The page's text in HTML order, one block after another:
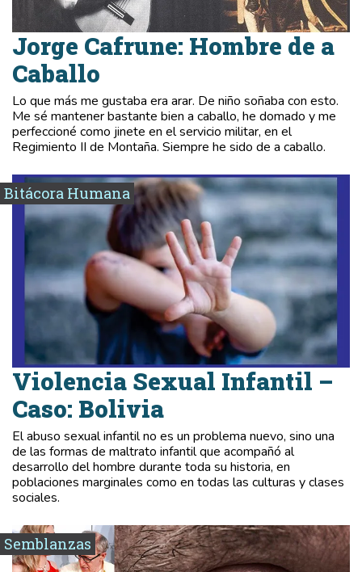
Jorge Cafrune: Hombre de a
Caballo
Lo que más me gustaba era arar. De niño soñaba con esto.
Me sé mantener bastante bien a caballo, he domado y me
perfeccioné como jinete en el servicio militar, en el
Regimiento II de Montaña. Siempre he sido de a caballo.
Bitácora Humana
Violencia Sexual Infantil –
Caso: Bolivia
El abuso sexual infantil no es un problema nuevo, sino una
de las formas de maltrato infantil que acompañó al
desarrollo del hombre durante toda su historia, en
poblaciones marginales como en todas las culturas y clases
sociales.
Semblanzas